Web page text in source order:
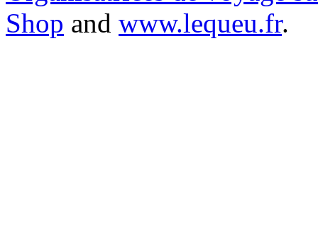
Shop and www.lequeu.fr.